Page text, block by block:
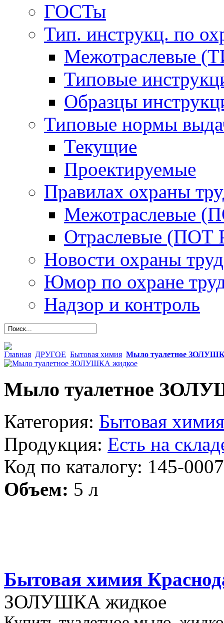
ГОСТы
Тип. инструкц. по
Межотраслевые
Типовые
Образцы
Типовые нормы
Текущие
Проектируемые
Правилах охраны
Межотраслевые
Отраслевые (ПОТ
Новости охраны
Юмор по охране
Надзор и контроль
Главная ДРУГОЕ Бытовая химия Мыло туалетное
Мыло туалетное
Категория: Бытовая химия
Продукция: Есть на
Код по каталогу: 145-
Объем: 5 л
Бытовая химия
ЗОЛУШКА жидкое